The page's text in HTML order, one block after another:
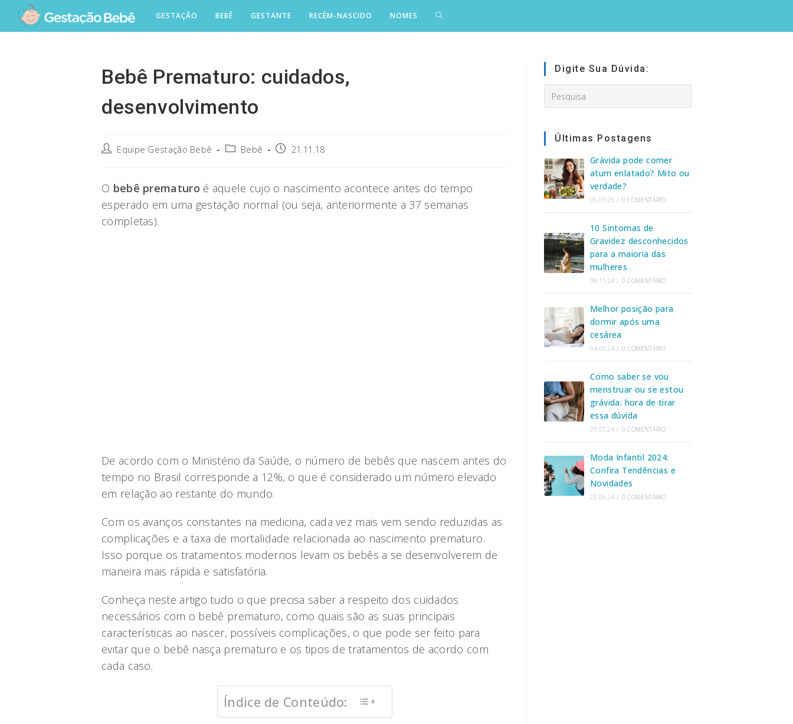
content
GESTAÇÃO BEBÊ GESTANTE RECÉM-NASCIDO NOMES
Bebê Prematuro: cuidados,
desenvolvimento
PostEquipe Gestação Bebê
PostBebê
Post21.11.18
O bebê prematuro é aquele cujo o nascimento acontece antes do tempo
esperado em uma gestação normal (ou seja, anteriormente a 37 semanas
completas).
De acordo com o Ministério da Saúde, o número de bebês que nascem antes do
tempo no Brasil corresponde a 12%, o que é considerado um número elevado
em relação ao restante do mundo.
Com os avanços constantes na medicina, cada vez mais vem sendo reduzidas as
complicações e a taxa de mortalidade relacionada ao nascimento prematuro.
Isso porque os tratamentos modernos levam os bebês a se desenvolverem de
maneira mais rápida e satisfatória.
Conheça neste artigo tudo o que precisa saber a respeito dos cuidados
necessários com o bebê prematuro, como quais são as suas principais
características ao nascer, possíveis complicações, o que pode ser feito para
evitar que o bebê nasça prematuro e os tipos de tratamentos de acordo com
cada caso.
Índice de Conteúdo:
Digite Sua Dúvida:
this
Últimas Postagens
Grávida pode comer
atum enlatado? Mito ou
verdade?
06.03.25 / 0 COMENTÁRIO
10 Sintomas de
Gravidez desconhecidos
para a maioria das
mulheres
08.11.24 / 0 COMENTÁRIO
Melhor posição para
dormir após uma
cesárea
04.09.24 / 0 COMENTÁRIO
Como saber se vou
menstruar ou se estou
grávida: hora de tirar
essa dúvida
29.07.24 / 0 COMENTÁRIO
Moda Infantil 2024:
Confira Tendências e
Novidades
25.06.24 / 0 COMENTÁRIO